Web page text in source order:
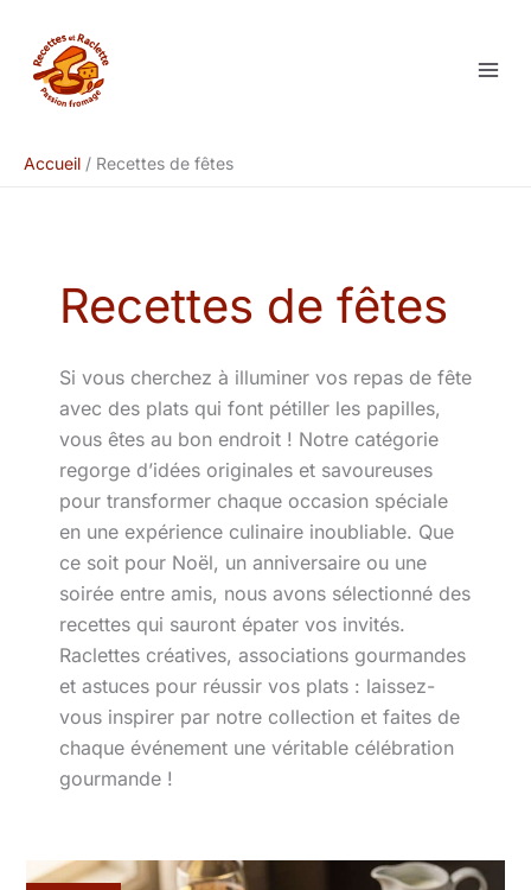
contenu
Accueil Recettes de fêtes
Recettes de fêtes
Si vous cherchez à illuminer vos repas de fête
avec des plats qui font pétiller les papilles,
vous êtes au bon endroit ! Notre catégorie
regorge d’idées originales et savoureuses
pour transformer chaque occasion spéciale
en une expérience culinaire inoubliable. Que
ce soit pour Noël, un anniversaire ou une
soirée entre amis, nous avons sélectionné des
recettes qui sauront épater vos invités.
Raclettes créatives, associations gourmandes
et astuces pour réussir vos plats : laissez-
vous inspirer par notre collection et faites de
chaque événement une véritable célébration
gourmande !